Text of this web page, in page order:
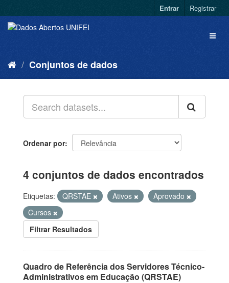
Entrar Registrar
Conjuntos de dados
Ordenar por
4 conjuntos de dados encontrados
Etiquetas: QRSTAE Ativos
Aprovado
Cursos
Filtrar Resultados
Quadro de Referência dos Servidores Técnico-
Administrativos em Educação (QRSTAE)